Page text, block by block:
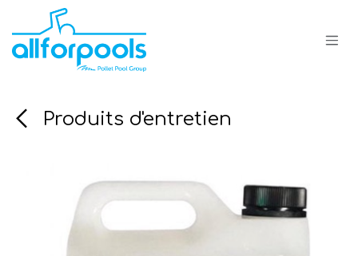
Se rendre au contenu
Produits d'entretien